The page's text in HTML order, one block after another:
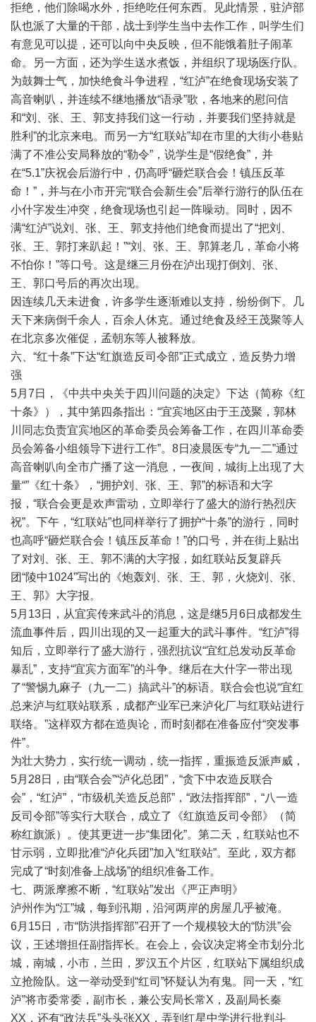
拒绝，他们除喝水外，拒绝吃任何东西。见此情景，驻泸部
队也派了大量的干部，战士到学生当中去作工作，叫学生们
有意见可以提，还可以向中央反映，但不能饿着肚子闹革
命。另一方面，还为学生送水煮饭，并组织了现场医疗队。
为鼓舞士气，加快绝食斗争进程，“红泸”在绝食现场安装了
高音喇叭，并连续不继地播放“语录”歌，各地来的慰问信
和“刘、张、王、郭支持我们这一行动，并要我们坚持就是
胜利”的北京来电。而另一方“红联站”却在市里的大街小巷贴
满了不准公安局释放的“勒令”，说学生是“假绝食”，并
在“5.1”庆祝会后游行中，仍高呼“砸烂联合会！镇压反革
命！”，并与在小市开完“联合会新生会”后举行游行的队伍在
小什字发生冲突，绝食现场也引起一阵噪动。同时，因不
满“红泸”说刘、张、王、郭支持他们绝食而提出了“把刘、
张、王、郭打来趴起！”“刘、张、王、郭算老几，革命小将
不怕你！”等口号。这是继三月份在泸出现打倒刘、张、
王、郭口号后的再次出现。
因连续几天未进食，许多学生逐渐难以支持，纷纷倒下。几
天下来病倒千余人，百余人休克。通过绝食及经王茂聚等人
在北京多次催促，孟朝东等人被释放。
六、“红十条”下达“红旗造反司令部”正式成立，造反势力增
强
5月7日，《中共中央关于四川问题的决定》下达（简称《红
十条》），其中第四条指出：“宜宾地区由于王茂聚，郭林
川同志负责宜宾地区的革命委员会筹备工作，在四川革命委
员会筹备小组领导下进行工作”。8日凌晨医专“九一二”通过
高音喇叭向全市广播了这一消息，一夜间，城街上出现了大
量“”《红十条》，“拥护刘、张、王、郭”的标语和大字
报，“联合会更是欢声雷动，立即举行了盛大的游行热烈庆
祝”。下午，“红联站”也同样举行了拥护“十条”的游行，同时
也高呼“砸烂联合会！镇压反革命！”的口号，并在街上贴出
了对刘、张、王、郭不满的大字报，如红联站反复辟兵
团“陵中1024”写出的《炮轰刘、张、王、郭，火烧刘、张、
王、郭》大字报。
5月13日，从宜宾传来武斗的消息，这是继5月6日成都发生
流血事件后，四川出现的又一起重大的武斗事件。“红泸”得
知后，立即举行了盛大游行，强烈抗议“宜红总发动反革命
暴乱”，支持“宜宾方面军”的斗争。继后在大什字一带出现
了“警惕九麻子（九一二）搞武斗”的标语。联合会也说“宜红
总来泸与红联站联系，成都产业军已来泸化厂与红联站进行
联络。”这样双方都在造舆论，而时刻都在准备应付“突发事
件”。
为壮大势力，实行统一调动，统一指挥，重振造反派声威，
5月28日，由“联合会”“泸化总团”，“贪下中农造反联合
会”，“红泸”，“市级机关造反总部”，“政法指挥部”，“八一造
反司令部”等实行大联合，成立了《红旗造反司令部》（简
称红旗派）。使其更进一步“集团化”。第二天，红联站也不
甘示弱，立即批准“泸化兵团”加入“红联站”。至此，双方都
完成了“时刻准备上战场”的组织准备工作。
七、两派摩擦不断，“红联站”发出《严正声明》
泸州作为“江”城，每到汛期，沿河两岸的房屋几乎被淹。
6月15日，市“防洪指挥部”召开了一个规模较大的“防洪”会
议，王述增担任副指挥长。在会上，会议决定将全市划分北
城，南城，小市，兰田，罗汉五个片区，红联站下属组织成
立抢险队。这一举动受到“红司”怀疑认为有鬼。同一天，“红
泸”将市委常委，副市长，兼公安局长常X，及副局长秦
XX，还有“政法兵”头头张XX，弄到红星中学进行批判斗